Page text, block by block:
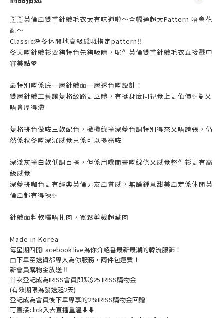
🇬🇧英倫風雙重針織毛衣太有味道啦～全幅過超大Pattern 唔會花
亂～
Classic深冬休閒地高級感嘅指定pattern‼️
冬天嘅針織衫要夠特色先夠吸睛，呢件英倫雙重針織毛衣直接戳中
審美點💖
最特別嘅係底一層針織面一層透色嘅設計！
雙層針織工藝讓菱格紋路更立體，有挺身度同視覺上更值價✨🍵又
唔會厚得滯
菱格拼色做咗三款配色，橄欖綠撞深藍色調特別得來又唔誇張，仍
然係秋冬嘅深沉感覺只係可以提亮咗
深淺灰撞白款低調百搭，但係用嚟間畫嘅線條又感覺整件衫更有高
級感覺
深藍拼咖色更有經典英倫男友風質感，無論鍾意甜美風定係休閒英
倫風都有得揀✨
針織面料軟糯唔扎肉，寬鬆剪裁超藏肉
Made in Korea
每星期四開Facebook live為你介紹番最新最潮的韓流服飾！
由下單至送貨都專人為你服務，兩件包運費！
新會員購物金放送 ‼️
首次登記成為IRISS會員即賺$25 IRISS購物金
(有效期限為發送起2天)
登記成為會員後下單專享的2%IRISS購物金回贈
可直接click入去直播重溫⬇⬇